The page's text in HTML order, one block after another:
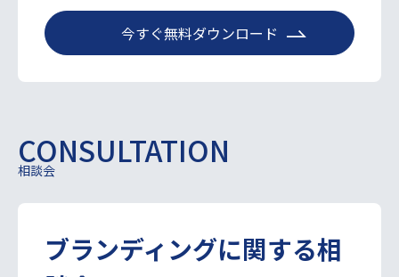
今すぐ無料ダウンロード
CONSULTATION
相談会
ブランディングに関する相